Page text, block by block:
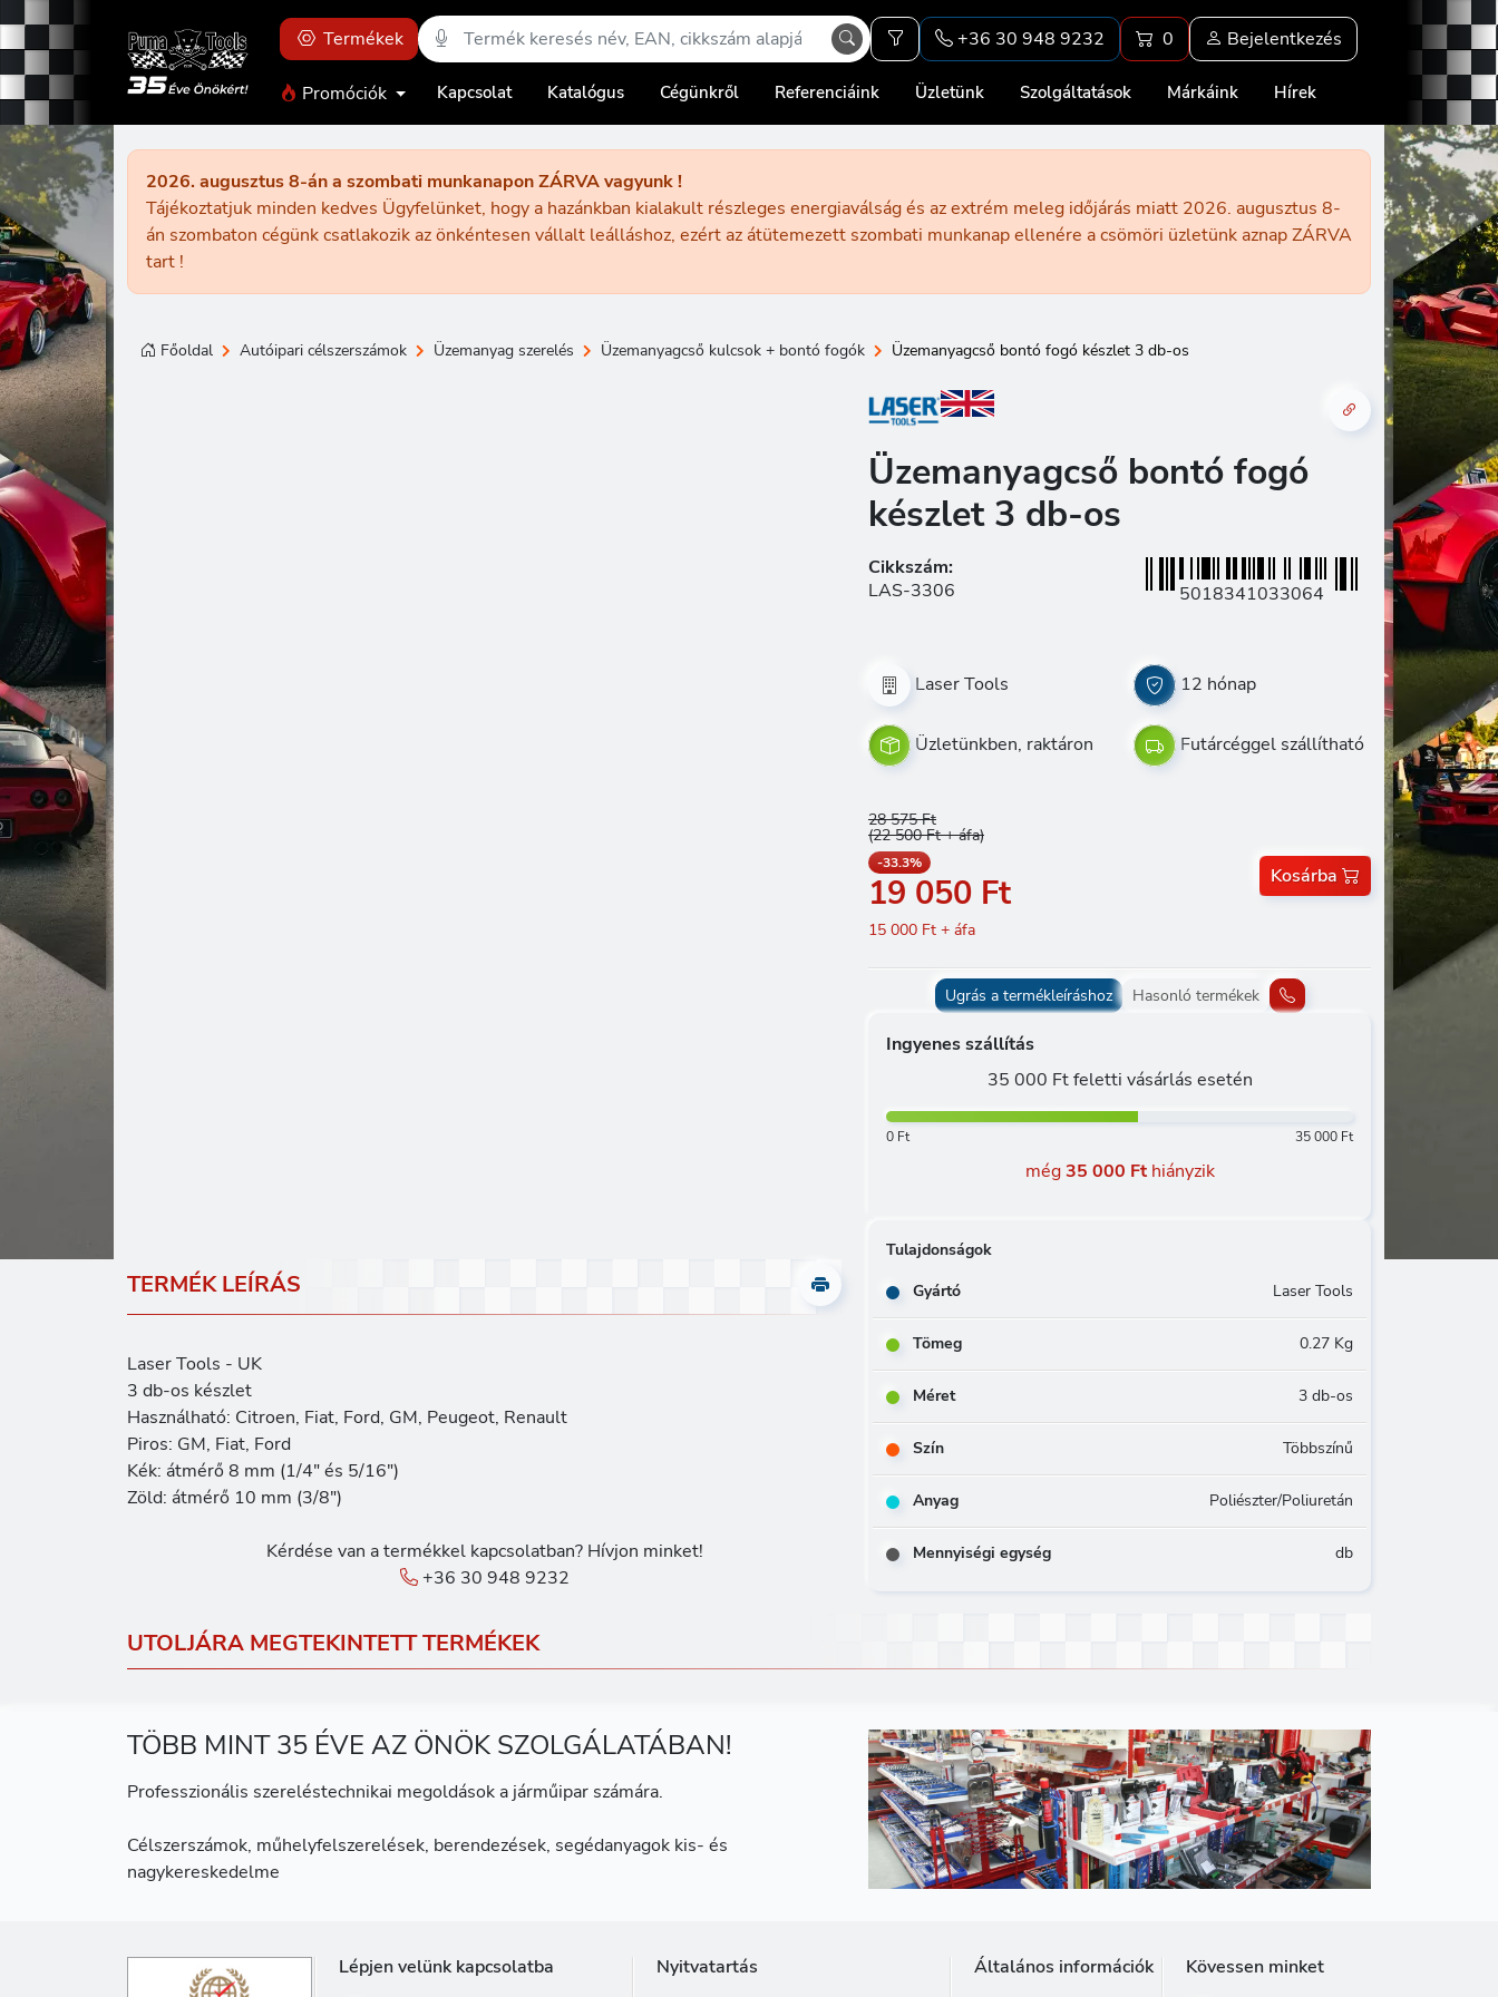
Termékek +36 30 948 9232 0 Bejelentkezés
Promóciók Kapcsolat Katalógus Cégünkről Referenciáink Üzletünk Szolgáltatások Márkáink Hírek
2026. augusztus 8-án a szombati munkanapon ZÁRVA vagyunk !
Tájékoztatjuk minden kedves Ügyfelünket, hogy a hazánkban kialakult részleges energiaválság és az extrém meleg időjárás miatt 2026. augusztus 8-
án szombaton cégünk csatlakozik az önkéntesen vállalt leálláshoz, ezért az átütemezett szombati munkanap ellenére a csömöri üzletünk aznap ZÁRVA
tart !
Főoldal Autóipari célszerszámok Üzemanyag szerelés Üzemanyagcső kulcsok + bontó fogók Üzemanyagcső bontó fogó készlet 3 db-os
Üzemanyagcső bontó fogó
készlet 3 db-os
Cikkszám:
LAS-3306
5018341033064
TERMÉK LEÍRÁS
Laser Tools - UK
3 db-os készlet
Használható: Citroen, Fiat, Ford, GM, Peugeot, Renault
Piros: GM, Fiat, Ford
Kék: átmérő 8 mm (1/4" és 5/16")
Zöld: átmérő 10 mm (3/8")
Kérdése van a termékkel kapcsolatban? Hívjon minket!
+36 30 948 9232
Laser Tools 12 hónap
Üzletünkben, raktáron Futárcéggel szállítható
28 575 Ft
(22 500 Ft + áfa)
-33.3%
19 050 Ft
15 000 Ft + áfa
Kosárba
Ugrás a termékleíráshoz Hasonló termékek
Ingyenes szállítás
35 000 Ft feletti vásárlás esetén
0 Ft 35 000 Ft
még35 000 Fthiányzik
Tulajdonságok
Gyártó
Laser Tools
Tömeg 0.27 Kg
Méret 3 db-os
Szín Többszínű
Anyag Poliészter/Poliuretán
Mennyiségi egység db
UTOLJÁRA MEGTEKINTETT TERMÉKEK
TÖBB MINT 35 ÉVE AZ ÖNÖK SZOLGÁLATÁBAN!
Professzionális szereléstechnikai megoldások a járműipar számára.
Célszerszámok, műhelyfelszerelések, berendezések, segédanyagok kis- és
nagykereskedelme
Lépjen velünk kapcsolatba Nyitvatartás Általános információk Kövessen minket